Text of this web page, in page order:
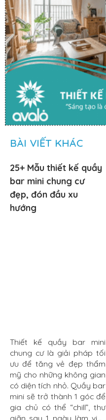
BÀI VIẾT KHÁC
25+ Mẫu thiết kế quầy
bar mini chung cư
đẹp, đón đầu xu
hướng
Thiết kế quầy bar mini
chung cư là giải pháp tối
ưu để tăng vẻ đẹp thẩm
mỹ cho những không gian
có diện tích nhỏ. Quầy bar
mini sẽ trở thành 1 góc để
gia chủ có thể “chill”, thư
giãn sau 1 ngày làm việc